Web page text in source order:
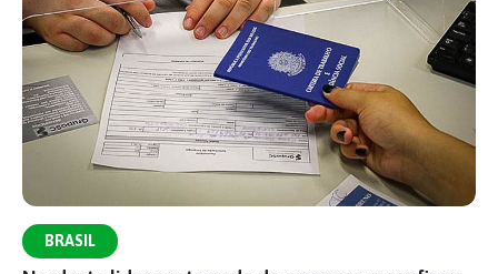
BRASIL